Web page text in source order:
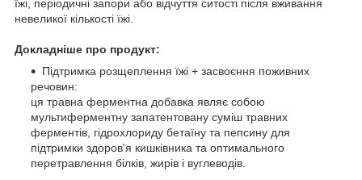
їжі, періодичні запори або відчуття ситості після вживання
невеликої кількості їжі.
Докладніше про продукт:
Підтримка розщеплення їжі + засвоєння поживних
речовин:
ця травна ферментна добавка являє собою
мультиферментну запатентовану суміш травних
ферментів, гідрохлориду бетаїну та пепсину для
підтримки здоров'я кишківника та оптимального
перетравлення білків, жирів і вуглеводів.